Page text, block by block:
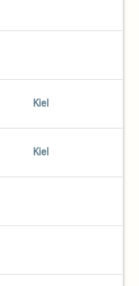
Kiel
Kiel